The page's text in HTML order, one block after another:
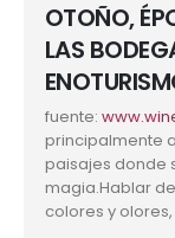
OTOÑO,
LAS
fuente:
principalmente
paisajes donde
magia.Hablar
colores y olores,